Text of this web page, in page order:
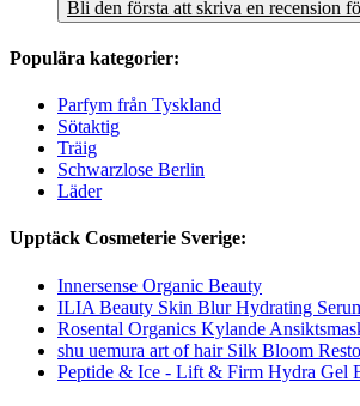
Bli den första att skriva en recension
Populära kategorier:
Parfym från Tyskland
Sötaktig
Träig
Schwarzlose Berlin
Läder
Upptäck Cosmeterie Sverige:
Innersense Organic Beauty
ILIA Beauty Skin Blur Hydrating
Rosental Organics Kylande
shu uemura art of hair Silk Bloom
Peptide & Ice - Lift & Firm Hydra Gel